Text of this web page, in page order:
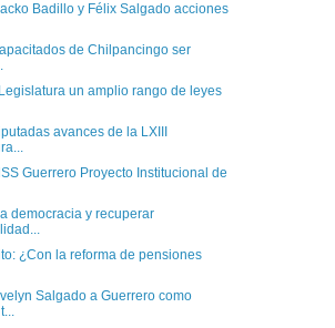
Badillo y Félix Salgado acciones
de Chilpancingo ser
un amplio rango de leyes
avances de la LXIII
Guerrero Proyecto Institucional de
democracia y recuperar
¿Con la reforma de pensiones
Salgado a Guerrero como